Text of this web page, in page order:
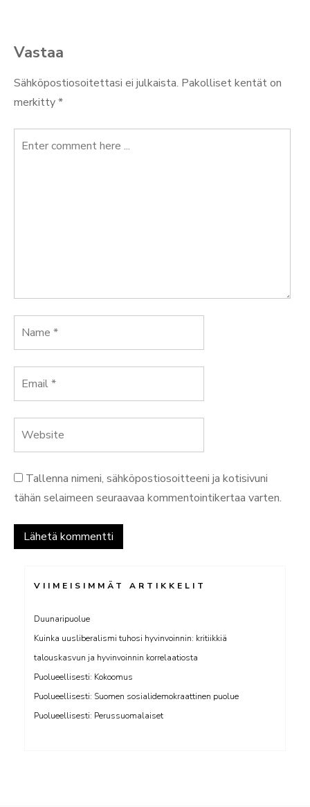
Vastaa
Sähköpostiosoitettasi ei julkaista. Pakolliset kentät on
merkitty*
Tallenna nimeni, sähköpostiosoitteeni ja kotisivuni
tähän selaimeen seuraavaa kommentointikertaa varten.
VIIMEISIMMÄT ARTIKKELIT
Duunaripuolue
Kuinka uusliberalismi tuhosi hyvinvoinnin: kritiikkiä
talouskasvun ja hyvinvoinnin korrelaatiosta
Puolueellisesti: Kokoomus
Puolueellisesti: Suomen sosialidemokraattinen puolue
Puolueellisesti: Perussuomalaiset